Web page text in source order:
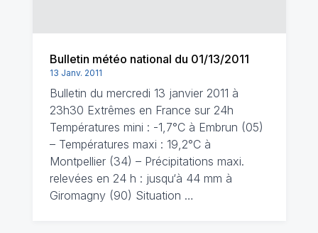
Bulletin météo national du 01/13/2011
13 Janv. 2011
Bulletin du mercredi 13 janvier 2011 à
23h30 Extrêmes en France sur 24h
Températures mini : -1,7°C à Embrun (05)
– Températures maxi : 19,2°C à
Montpellier (34) – Précipitations maxi.
relevées en 24 h : jusqu‘à 44 mm à
Giromagny (90) Situation …